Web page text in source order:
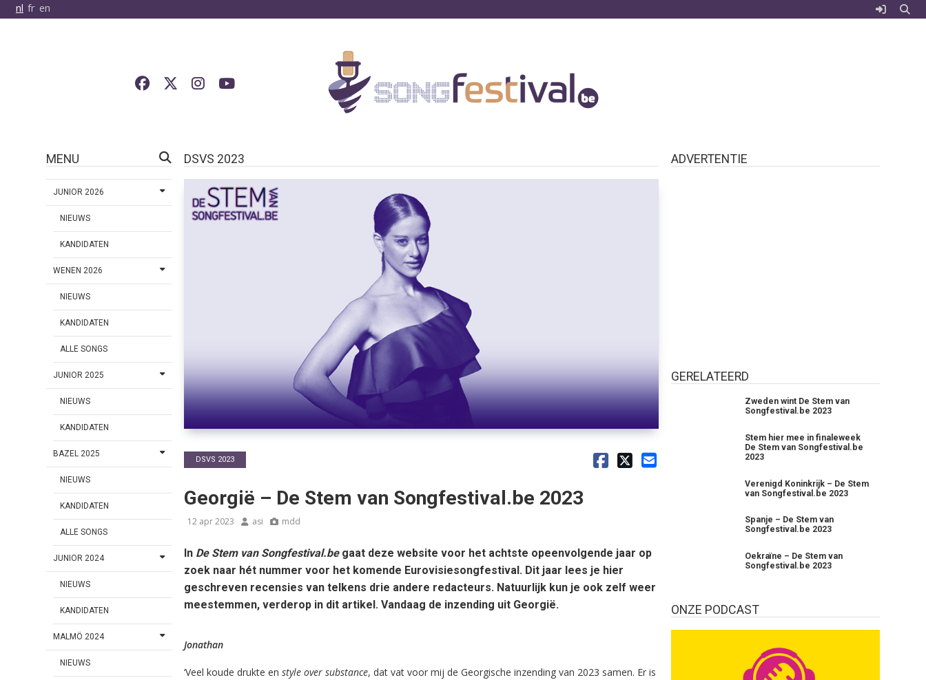
nl fr en
MENU
JUNIOR 2026
NIEUWS
KANDIDATEN
WENEN 2026
NIEUWS
KANDIDATEN
ALLE SONGS
JUNIOR 2025
NIEUWS
KANDIDATEN
BAZEL 2025
NIEUWS
KANDIDATEN
ALLE SONGS
JUNIOR 2024
NIEUWS
KANDIDATEN
MALMÖ 2024
NIEUWS
DSVS 2023
DSVS 2023
Georgië – De Stem van Songfestival.be 2023
12 apr 2023 asi mdd
In De Stem van Songfestival.be gaat deze website voor het achtste opeenvolgende jaar op
zoek naar hét nummer voor het komende Eurovisiesongfestival. Dit jaar lees je hier
geschreven recensies van telkens drie andere redacteurs. Natuurlijk kun je ook zelf weer
meestemmen, verderop in dit artikel. Vandaag de inzending uit Georgië.
Jonathan
‘Veel koude drukte en style over substance, dat vat voor mij de Georgische inzending van 2023 samen. Er is
ADVERTENTIE
GERELATEERD
Zweden wint De Stem van
Songfestival.be 2023
Stem hier mee in finaleweek
De Stem van Songfestival.be
2023
Verenigd Koninkrijk – De Stem
van Songfestival.be 2023
Spanje – De Stem van
Songfestival.be 2023
Oekraïne – De Stem van
Songfestival.be 2023
ONZE PODCAST